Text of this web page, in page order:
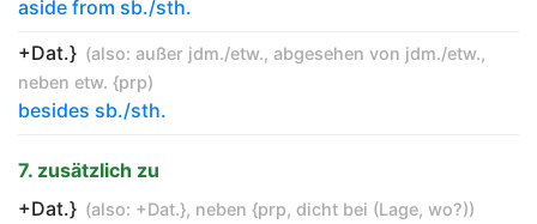
aside from sb./sth.
+Dat.} (also: außer jdm./etw., abgesehen von jdm./etw.,
neben etw. {prp)
besides sb./sth.
7. zusätzlich zu
+Dat.} (also: +Dat.}, neben {prp, dicht bei (Lage, wo?))